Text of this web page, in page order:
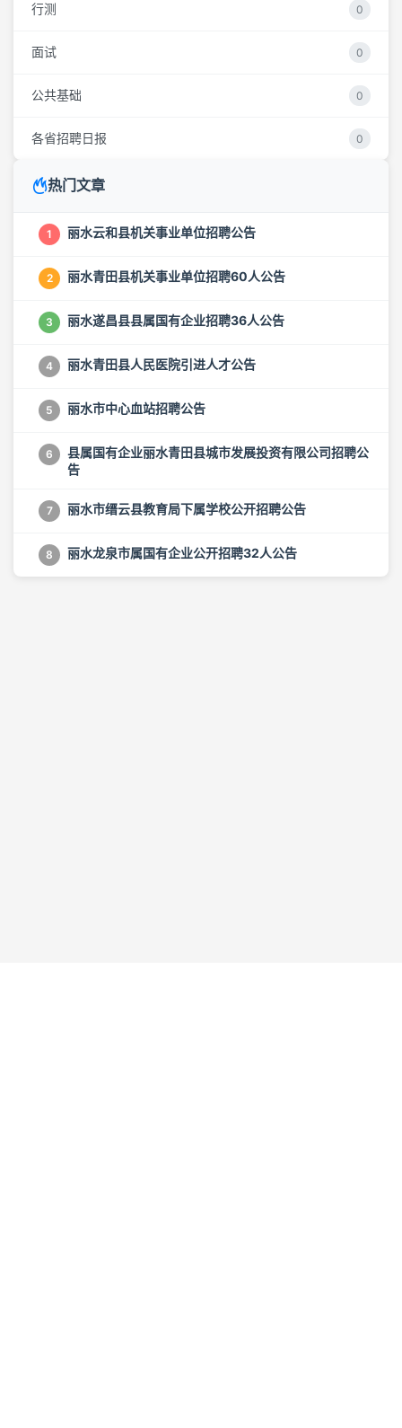
行测 0
面试 0
公共基础 0
各省招聘日报 0
热门文章
1 丽水云和县机关事业单位招聘公告
2 丽水青田县机关事业单位招聘60人公告
3 丽水遂昌县县属国有企业招聘36人公告
4 丽水青田县人民医院引进人才公告
5 丽水市中心血站招聘公告
6
县属国有企业丽水青田县城市发展投资有限公司招聘公
告
7 丽水市缙云县教育局下属学校公开招聘公告
8 丽水龙泉市属国有企业公开招聘32人公告